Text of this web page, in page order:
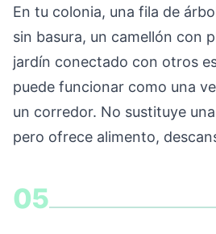
En tu colonia, una fila de
sin basura, un camellón con
jardín conectado con otros
puede funcionar como una
un corredor. No sustituye
pero ofrece alimento,
05